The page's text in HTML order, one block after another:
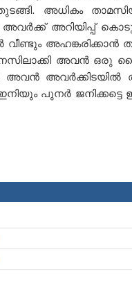
അധികം
അറിയിപ്പ്
അഹങ്കരിക്കാൻ
അവൻ ഒരു
അവൻ അവർക്കിടയിൽ
പുനർ ജനിക്കട്ടെ